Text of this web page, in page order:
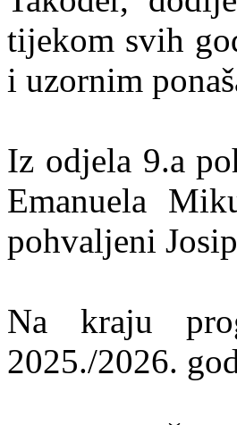
tijekom svih
i uzornim
Iz odjela 9.a
Emanuela
pohvaljeni
Na kraju
2025./2026.